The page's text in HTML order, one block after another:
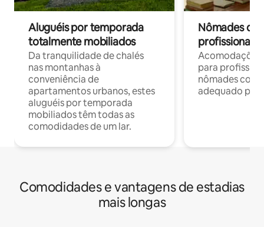
Aluguéis por temporada
totalmente mobiliados
Da tranquilidade de chalés
nas montanhas à
conveniência de
apartamentos urbanos, estes
aluguéis por temporada
mobiliados têm todas as
comodidades de um lar.
Nômades
profissionais
para
nômades com
adequado
Comodidades e vantagens de estadias
mais longas